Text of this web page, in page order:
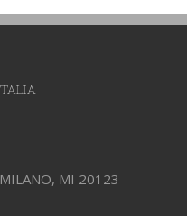
MI 20123